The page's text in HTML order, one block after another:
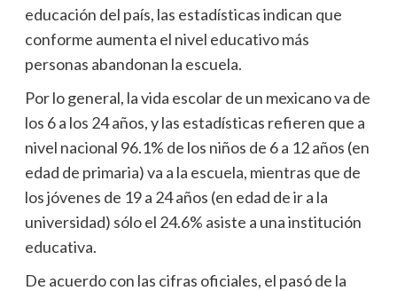
educación del país, las estadísticas indican que
conforme aumenta el nivel educativo más
personas abandonan la escuela.
Por lo general, la vida escolar de un mexicano va de
los 6 a los 24 años, y las estadísticas refieren que a
nivel nacional 96.1% de los niños de 6 a 12 años (en
edad de primaria) va a la escuela, mientras que de
los jóvenes de 19 a 24 años (en edad de ir a la
universidad) sólo el 24.6% asiste a una institución
educativa.
De acuerdo con las cifras oficiales, el pasó de la